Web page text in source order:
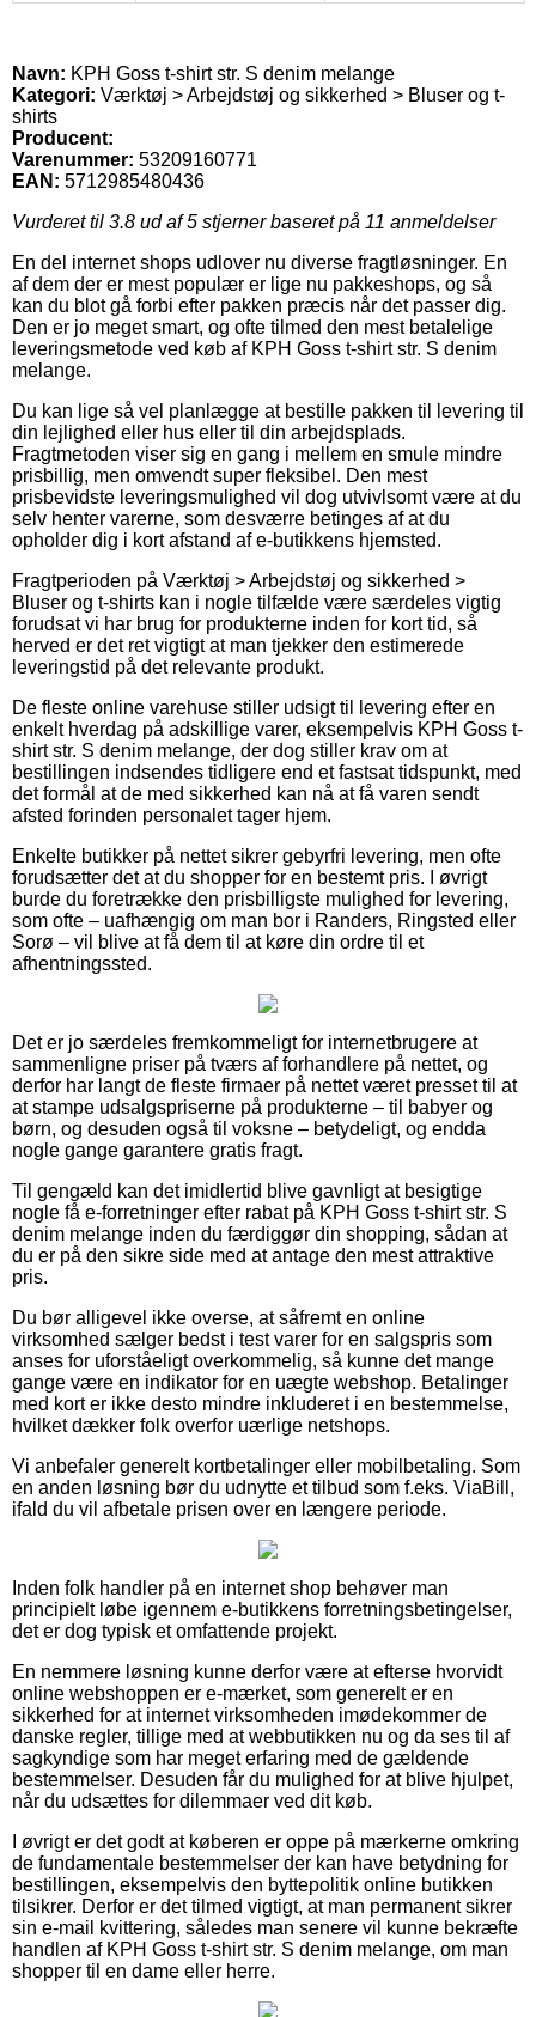
Navn: KPH Goss t-shirt str. S denim melange
Kategori: Værktøj > Arbejdstøj og sikkerhed > Bluser og t-
shirts
Producent:
Varenummer: 53209160771
EAN: 5712985480436
Vurderet til 3.8 ud af 5 stjerner baseret på 11 anmeldelser
En del internet shops udlover nu diverse fragtløsninger. En
af dem der er mest populær er lige nu pakkeshops, og så
kan du blot gå forbi efter pakken præcis når det passer dig.
Den er jo meget smart, og ofte tilmed den mest betalelige
leveringsmetode ved køb af KPH Goss t-shirt str. S denim
melange.
Du kan lige så vel planlægge at bestille pakken til levering til
din lejlighed eller hus eller til din arbejdsplads.
Fragtmetoden viser sig en gang i mellem en smule mindre
prisbillig, men omvendt super fleksibel. Den mest
prisbevidste leveringsmulighed vil dog utvivlsomt være at du
selv henter varerne, som desværre betinges af at du
opholder dig i kort afstand af e-butikkens hjemsted.
Fragtperioden på Værktøj > Arbejdstøj og sikkerhed >
Bluser og t-shirts kan i nogle tilfælde være særdeles vigtig
forudsat vi har brug for produkterne inden for kort tid, så
herved er det ret vigtigt at man tjekker den estimerede
leveringstid på det relevante produkt.
De fleste online varehuse stiller udsigt til levering efter en
enkelt hverdag på adskillige varer, eksempelvis KPH Goss t-
shirt str. S denim melange, der dog stiller krav om at
bestillingen indsendes tidligere end et fastsat tidspunkt, med
det formål at de med sikkerhed kan nå at få varen sendt
afsted forinden personalet tager hjem.
Enkelte butikker på nettet sikrer gebyrfri levering, men ofte
forudsætter det at du shopper for en bestemt pris. I øvrigt
burde du foretrække den prisbilligste mulighed for levering,
som ofte – uafhængig om man bor i Randers, Ringsted eller
Sorø – vil blive at få dem til at køre din ordre til et
afhentningssted.
Det er jo særdeles fremkommeligt for internetbrugere at
sammenligne priser på tværs af forhandlere på nettet, og
derfor har langt de fleste firmaer på nettet været presset til at
at stampe udsalgspriserne på produkterne – til babyer og
børn, og desuden også til voksne – betydeligt, og endda
nogle gange garantere gratis fragt.
Til gengæld kan det imidlertid blive gavnligt at besigtige
nogle få e-forretninger efter rabat på KPH Goss t-shirt str. S
denim melange inden du færdiggør din shopping, sådan at
du er på den sikre side med at antage den mest attraktive
pris.
Du bør alligevel ikke overse, at såfremt en online
virksomhed sælger bedst i test varer for en salgspris som
anses for uforståeligt overkommelig, så kunne det mange
gange være en indikator for en uægte webshop. Betalinger
med kort er ikke desto mindre inkluderet i en bestemmelse,
hvilket dækker folk overfor uærlige netshops.
Vi anbefaler generelt kortbetalinger eller mobilbetaling. Som
en anden løsning bør du udnytte et tilbud som f.eks. ViaBill,
ifald du vil afbetale prisen over en længere periode.
Inden folk handler på en internet shop behøver man
principielt løbe igennem e-butikkens forretningsbetingelser,
det er dog typisk et omfattende projekt.
En nemmere løsning kunne derfor være at efterse hvorvidt
online webshoppen er e-mærket, som generelt er en
sikkerhed for at internet virksomheden imødekommer de
danske regler, tillige med at webbutikken nu og da ses til af
sagkyndige som har meget erfaring med de gældende
bestemmelser. Desuden får du mulighed for at blive hjulpet,
når du udsættes for dilemmaer ved dit køb.
I øvrigt er det godt at køberen er oppe på mærkerne omkring
de fundamentale bestemmelser der kan have betydning for
bestillingen, eksempelvis den byttepolitik online butikken
tilsikrer. Derfor er det tilmed vigtigt, at man permanent sikrer
sin e-mail kvittering, således man senere vil kunne bekræfte
handlen af KPH Goss t-shirt str. S denim melange, om man
shopper til en dame eller herre.